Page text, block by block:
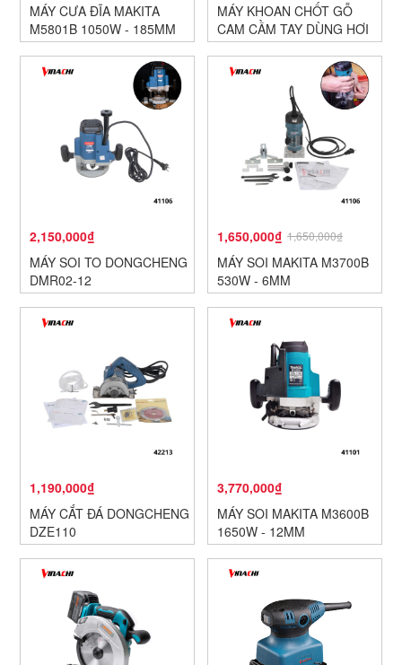
MÁY CƯA ĐĨA MAKITA
M5801B 1050W - 185MM
MÁY KHOAN CHỐT GỖ
CAM CẦM TAY DÙNG HƠI
2,150,000₫
MÁY SOI TO DONGCHENG
DMR02-12
1,650,000₫ 1,650,000₫
MÁY SOI MAKITA M3700B
530W - 6MM
1,190,000₫
MÁY CẮT ĐÁ DONGCHENG
DZE110
3,770,000₫
MÁY SOI MAKITA M3600B
1650W - 12MM